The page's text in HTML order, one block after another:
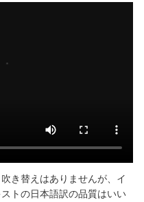
き替えはありませんが、イ
トの日本語訳の品質はいい